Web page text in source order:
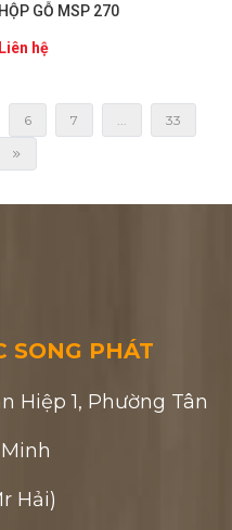
HỘP GỖ MSP 270
Liên hệ
6 7 ... 33
SONG PHÁT
Hiệp 1, Phường Tân
Hải)